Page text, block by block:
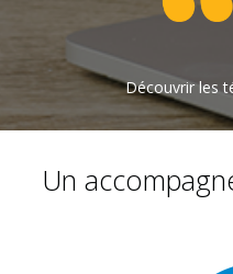
Découvrir les
Un